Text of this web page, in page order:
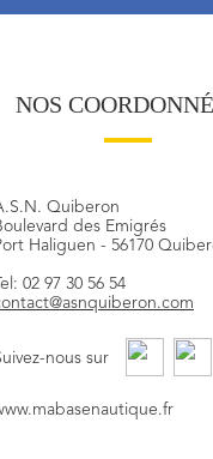
NOS
Quiberon
des Emigrés
Haliguen - 56170
Tel: 02 97 30 56 54
nous sur